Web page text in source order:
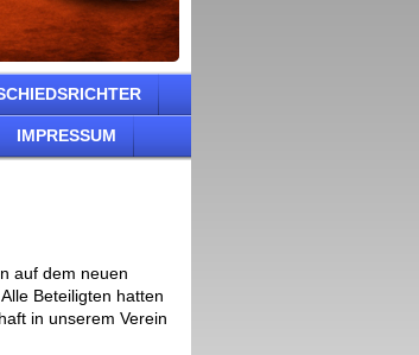
IMPRESSUM
auf dem neuen
Beteiligten hatten
in unserem Verein